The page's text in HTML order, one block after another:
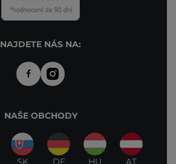
NAJDETE NÁS NA:
NAŠE OBCHODY